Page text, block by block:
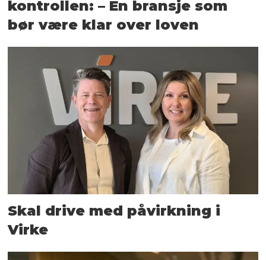
kontrollen: – En bransje som
bør være klar over loven
Skal drive med påvirkning i
Virke